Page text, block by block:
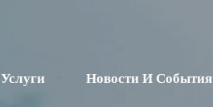
Услуги Новости И События